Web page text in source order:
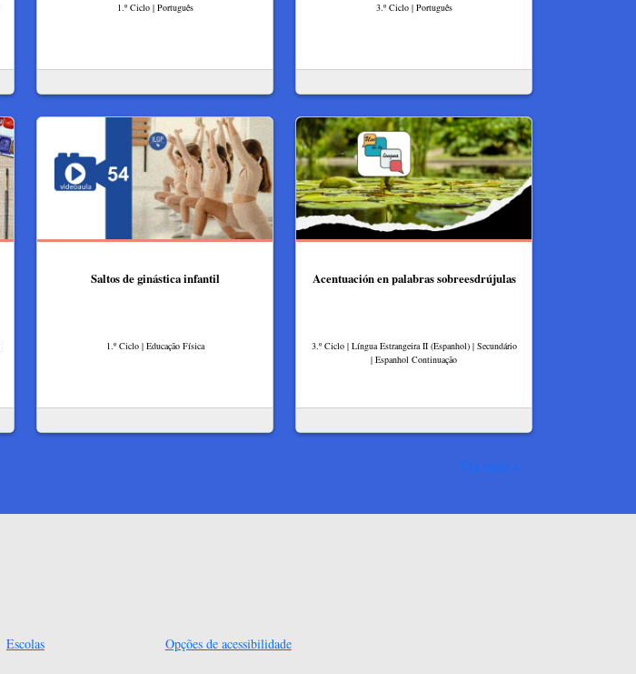
1.º Ciclo | Português 3.º Ciclo | Português
Saltos de ginástica infantil
1.º Ciclo | Educação Física
Acentuación en palabras sobreesdrújulas
3.º Ciclo | Língua Estrangeira II (Espanhol) | Secundário
| Espanhol Continuação
Ver mais
Escolas
Opções de acessibilidade